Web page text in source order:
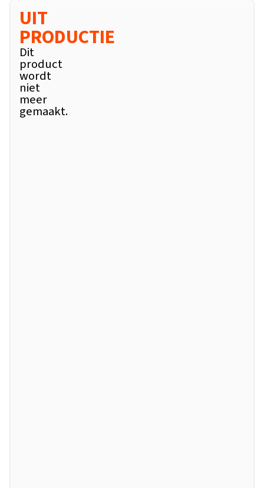
UIT
PRODUCTIE
Dit
product
wordt
niet
meer
gemaakt.